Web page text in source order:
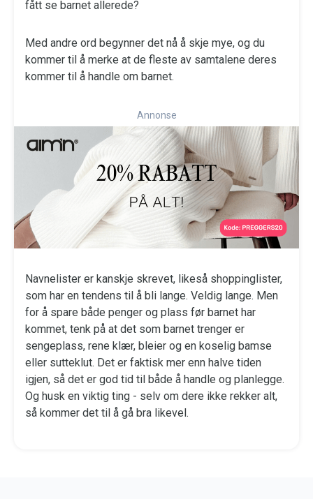
fått se barnet allerede?
Med andre ord begynner det nå å skje mye, og du
kommer til å merke at de fleste av samtalene deres
kommer til å handle om barnet.
Annonse
Navnelister er kanskje skrevet, likeså shoppinglister,
som har en tendens til å bli lange. Veldig lange. Men
for å spare både penger og plass før barnet har
kommet, tenk på at det som barnet trenger er
sengeplass, rene klær, bleier og en koselig bamse
eller sutteklut. Det er faktisk mer enn halve tiden
igjen, så det er god tid til både å handle og planlegge.
Og husk en viktig ting - selv om dere ikke rekker alt,
så kommer det til å gå bra likevel.